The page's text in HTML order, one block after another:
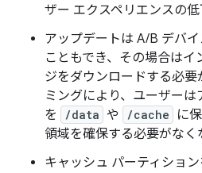
ザー エクスペリエンスの低
アップデートは A/B デバ
こともでき、その場合は
ジをダウンロードする必
ミングにより、ユーザー
を
/data や /cache
に
領域を確保する必要がなく
キャッシュ パーティショ